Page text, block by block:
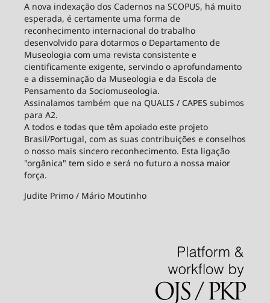
A nova indexação dos Cadernos na SCOPUS, há muito
esperada, é certamente uma forma de
reconhecimento internacional do trabalho
desenvolvido para dotarmos o Departamento de
Museologia com uma revista consistente e
cientificamente exigente, servindo o aprofundamento
e a disseminação da Museologia e da Escola de
Pensamento da Sociomuseologia.
Assinalamos também que na QUALIS / CAPES subimos
para A2.
A todos e todas que têm apoiado este projeto
Brasil/Portugal, com as suas contribuições e conselhos
o nosso mais sincero reconhecimento. Esta ligação
"orgânica" tem sido e será no futuro a nossa maior
força.
Judite Primo / Mário Moutinho